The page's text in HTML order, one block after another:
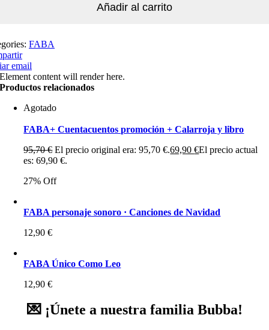
Añadir al carrito
FABA
email
Element content will render here.
Productos relacionados
Agotado
FABA+ Cuentacuentos promoción + Calarroja y libro
95,70€ El precio original era: 95,70 €.69,90€El precio actual
es: 69,90 €.
27% Off
FABA personaje sonoro · Canciones de Navidad
12,90€
FABA Único Como Leo
12,90€
💌 ¡Únete a nuestra familia Bubba!